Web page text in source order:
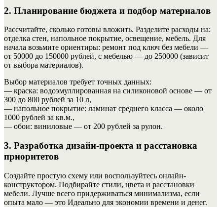
2. Планирование бюджета и подбор материалов
Рассчитайте, сколько готовы вложить. Разделите расходы на:
отделка стен, напольное покрытие, освещение, мебель. Для
начала возьмите ориентиры: ремонт под ключ без мебели —
от 50000 до 150000 рублей, с мебелью — до 250000 (зависит
от выбора материалов).
Выбор материалов требует точных данных:
— краска: водоэмуллированная на силиконовой основе — от
300 до 800 рублей за 10 л,
— напольное покрытие: ламинат среднего класса — около
1000 рублей за кв.м.,
— обои: виниловые — от 200 рублей за рулон.
3. Разработка дизайн-проекта и расстановка
приоритетов
Создайте простую схему или воспользуйтесь онлайн-
конструктором. Подбирайте стили, цвета и расстановки
мебели. Лучше всего придерживаться минимализма, если
опыта мало — это Идеально для экономии времени и денег.